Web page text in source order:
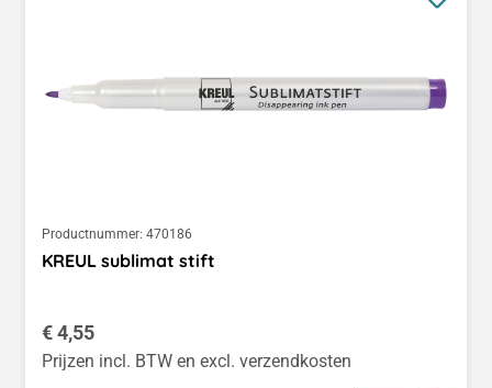
Productnummer: 470186
KREUL sublimat stift
Normale prijs:
€ 4,55
Prijzen incl. BTW en excl. verzendkosten